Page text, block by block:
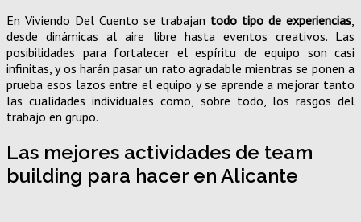
En Viviendo Del Cuento se trabajan todo tipo de experiencias
desde dinámicas al aire libre hasta eventos creativos. Las
posibilidades para fortalecer el espíritu de equipo son casi
infinitas, y os harán pasar un rato agradable mientras se ponen a
prueba esos lazos entre el equipo y se aprende a mejorar tanto
las cualidades individuales como, sobre todo, los rasgos del
trabajo en grupo.
Las mejores actividades de team
building para hacer en Alicante